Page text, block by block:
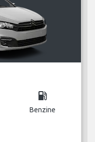
local_gas_station
Benzine